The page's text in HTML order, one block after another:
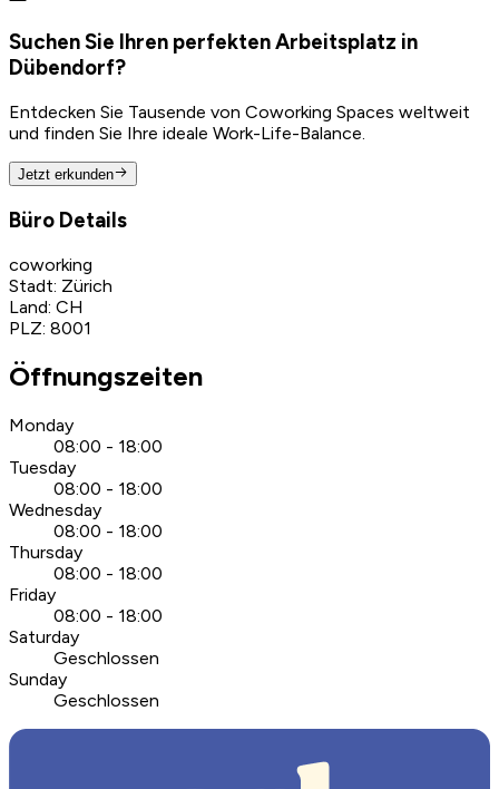
Suchen Sie Ihren perfekten Arbeitsplatz in
Dübendorf?
Entdecken Sie Tausende von Coworking Spaces weltweit
und finden Sie Ihre ideale Work-Life-Balance.
Jetzt erkunden
Büro Details
coworking
Stadt: Zürich
Land: CH
PLZ: 8001
Öffnungszeiten
Monday
08:00 - 18:00
Tuesday
08:00 - 18:00
Wednesday
08:00 - 18:00
Thursday
08:00 - 18:00
Friday
08:00 - 18:00
Saturday
Geschlossen
Sunday
Geschlossen